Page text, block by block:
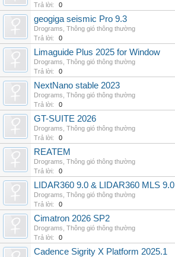
Trả lời:
0
geogiga seismic Pro 9.3
Drograms Thông gió thông thường
Trả lời:
0
Limaguide Plus 2025 for Window
Drograms Thông gió thông thường
Trả lời:
0
NextNano stable 2023
Drograms Thông gió thông thường
Trả lời:
0
GT-SUITE 2026
Drograms Thông gió thông thường
Trả lời:
0
REATEM
Drograms Thông gió thông thường
Trả lời:
0
LIDAR360 9.0 & LIDAR360 MLS 9.0
Drograms Thông gió thông thường
Trả lời:
0
Cimatron 2026 SP2
Drograms Thông gió thông thường
Trả lời:
0
Cadence Sigrity X Platform 2025.1